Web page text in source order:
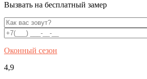
Вызвать на бесплатный замер
Оконный сезон
4,9